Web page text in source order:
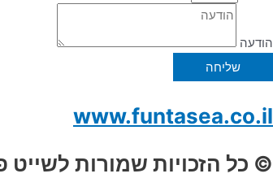
הודעה
שליחה
www.funtasea.co.il
© כל הזכויות שמורות לשייט